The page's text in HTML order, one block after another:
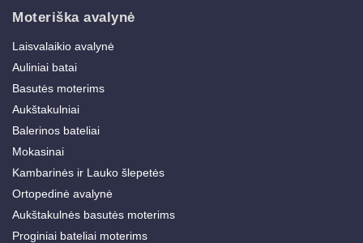
Moteriška avalynė
Laisvalaikio avalynė
Auliniai batai
Basutės moterims
Aukštakulniai
Balerinos bateliai
Mokasinai
Kambarinės ir Lauko šlepetės
Ortopedinė avalynė
Aukštakulnės basutės moterims
Proginiai bateliai moterims